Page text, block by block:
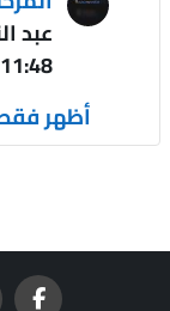
11:48 PM
أظهر